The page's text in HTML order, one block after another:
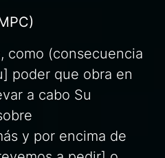
como (consecuencia
poder que obra en
a cabo Su
y por encima de